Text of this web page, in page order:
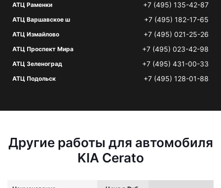
АТЦ Раменки +7 (495) 135-42-87
АТЦ Варшавское ш +7 (495) 182-17-65
АТЦ Измайлово +7 (495) 021-25-26
АТЦ Проспект Мира +7 (495) 023-42-98
АТЦ Зеленоград +7 (495) 431-00-33
АТЦ Подольск +7 (495) 128-01-88
Другие работы для автомобиля
KIA Cerato